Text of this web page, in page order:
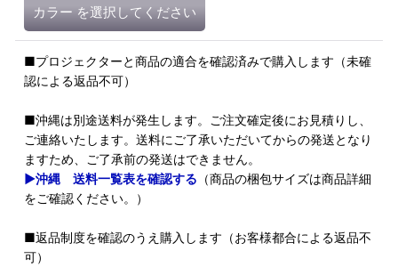
カラー を選択してください
■プロジェクターと商品の適合を確認済みで購入します（未確
認による返品不可）
■沖縄は別途送料が発生します。ご注文確定後にお見積りし、
ご連絡いたします。送料にご了承いただいてからの発送となり
ますため、ご了承前の発送はできません。
▶沖縄 送料一覧表を確認する （商品の梱包サイズは商品詳細
をご確認ください。）
■返品制度を確認のうえ購入します（お客様都合による返品不
可）